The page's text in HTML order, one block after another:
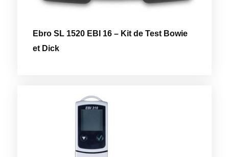
Ebro SL 1520 EBI 16 – Kit de Test Bowie
et Dick